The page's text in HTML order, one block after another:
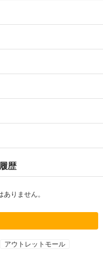
歴
りません。
アウトレットモール